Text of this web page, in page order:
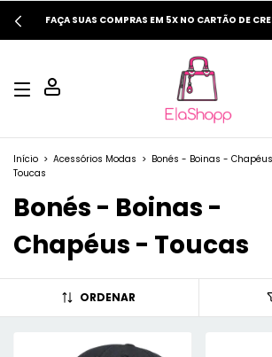
FAÇA SUAS COMPRAS EM 5X NO CARTÃO DE
Início > Acessórios Modas > Bonés - Boinas -
Toucas
Bonés - Boinas -
Chapéus - Toucas
ORDENAR